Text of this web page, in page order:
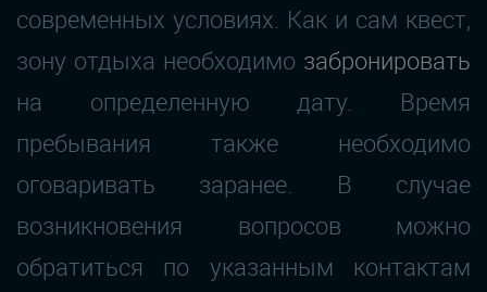
современных условиях. Как и сам квест,
зону отдыха необходимо забронировать
на определенную дату. Время
пребывания также необходимо
оговаривать заранее. В случае
возникновения вопросов можно
обратиться по указанным контактам